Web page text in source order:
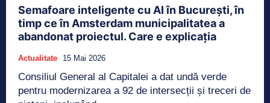
Semafoare inteligente cu AI în București, în
timp ce în Amsterdam municipalitatea a
abandonat proiectul. Care e explicația
Actualitate 15 Mai 2026
Consiliul General al Capitalei a dat undă verde
pentru modernizarea a 92 de intersecții și treceri de